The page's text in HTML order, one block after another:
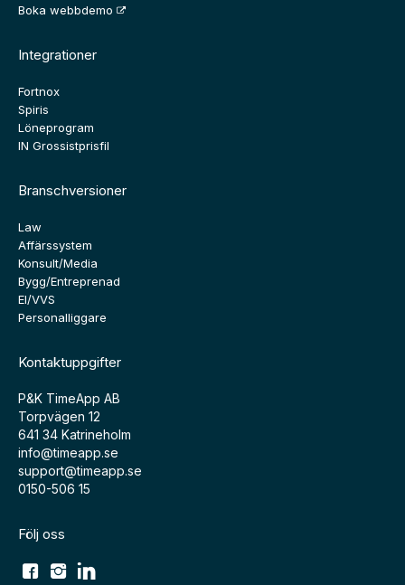
Boka webbdemo
Integrationer
Fortnox
Spiris
Löneprogram
IN Grossistprisfil
Branschversioner
Law
Affärssystem
Konsult/Media
Bygg/Entreprenad
El/VVS
Personalliggare
Kontaktuppgifter
P&K TimeApp AB
Torpvägen 12
641 34 Katrineholm
info@timeapp.se
support@timeapp.se
0150-506 15
Följ oss